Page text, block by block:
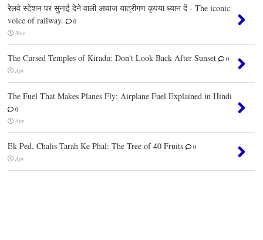
रेलवे स्टेशन पर सुनाई देने वाली आवाज यात्रीगण कृपया ध्यान दें - The iconic
voice of railway.
0
Nov
The Cursed Temples of Kiradu: Don't Look Back After Sunset
0
Apr
The Fuel That Makes Planes Fly: Airplane Fuel Explained in Hindi
0
Apr
Ek Ped, Chalis Tarah Ke Phal: The Tree of 40 Fruits
0
Apr